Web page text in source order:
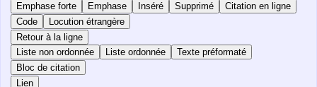
Emphase forte Emphase Inséré Supprimé
Citation en ligne
Code
Locution étrangère
Retour à la ligne
Liste non ordonnée
Liste ordonnée
Texte préformaté
Bloc de citation
Lien